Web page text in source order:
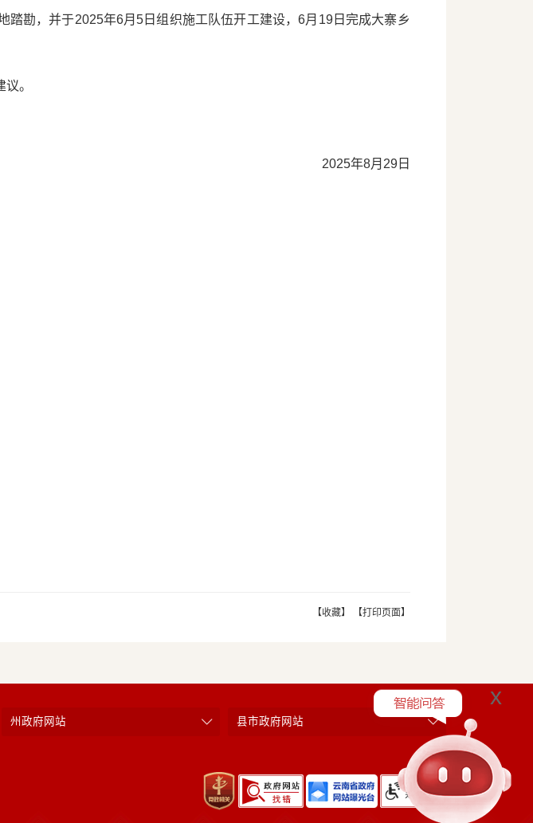
勘，并于2025年6月5日组织施工队伍开工建设，6月19日完成大寨乡
。
2025年8月29日
【收藏】 【打印页面】
州政府网站 县市政府网站
x